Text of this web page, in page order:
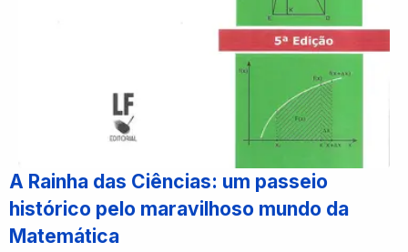
A Rainha das Ciências: um passeio
histórico pelo maravilhoso mundo da
Matemática